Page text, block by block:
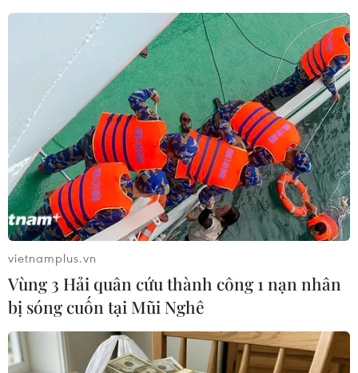
Ngoài lễ cầu siêu được tổ chức chính thức, các tăng ni, phật tử,
người dân trong những ngày này đều có thể cùng hướng tâm
cầu nguyện chia công đức cho các gia đình trong vụ cháy.
(Ảnh: PV/Vietnam+)
Lễ cầu siêu tại chủa Trung Kính Hạ được tổ chức trong buổi
chiều ngày 30/5. (Ảnh: PV/Vietnam+)
vietnamplus.vn
Vùng 3 Hải quân cứu thành công 1 nạn nhân
bị sóng cuốn tại Mũi Nghê